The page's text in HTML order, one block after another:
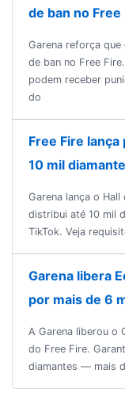
de ban no Free
Garena reforça
de ban no Free
podem receber
do
Free Fire
10 mil
Garena lança o
distribui até 10 mil
TikTok. Veja
Garena libera
por mais de 6
A Garena liberou o
do Free Fire.
diamantes — mais